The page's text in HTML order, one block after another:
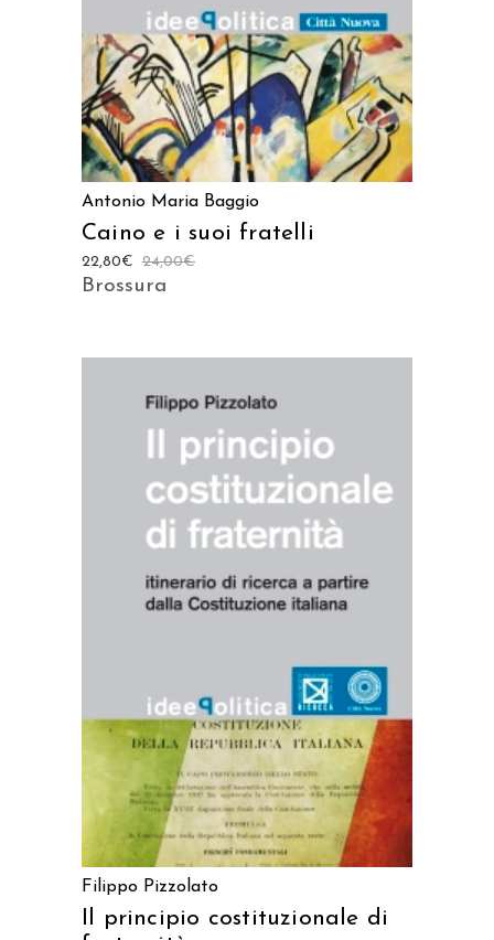
Antonio Maria Baggio
Caino e i suoi fratelli
24,00€
22,80€
Brossura
AGGIUNGI AL CARRELLO
Filippo Pizzolato
Il principio costituzionale di